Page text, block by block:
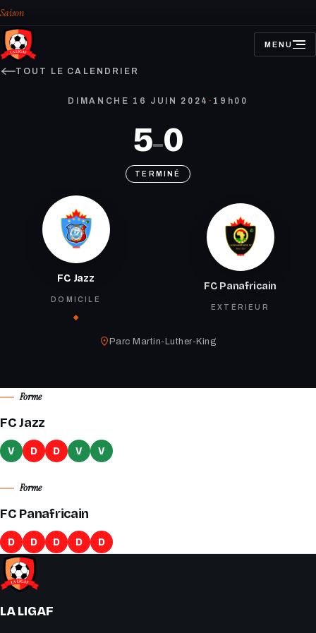
Saison
MENU
OUVRIR
LE
TOUT LE CALENDRIER
DIMANCHE 16 JUIN 2024 · 19h00
FC Jazz
DOMICILE
5–0
TERMINÉ
FC Panafricain
EXTÉRIEUR
Parc Martin-Luther-King
Forme
FC Jazz
V D D V V
Forme
FC Panafricain
D D D D D
LA LIGAF